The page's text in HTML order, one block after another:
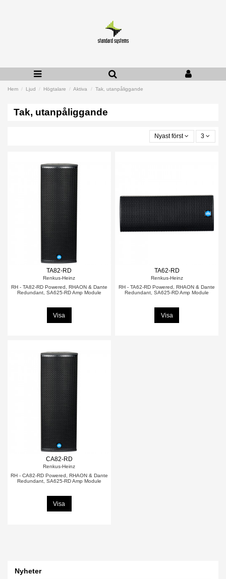
Hem Ljud Högtalare Aktiva Tak, utanpåliggande
Tak, utanpåliggande
Nyast först 3
TA82-RD
Renkus-Heinz
RH - TA82-RD Powered, RHAON & Dante
Redundant, SA625-RD Amp Module
Visa
TA62-RD
Renkus-Heinz
RH - TA62-RD Powered, RHAON & Dante
Redundant, SA625-RD Amp Module
Visa
CA82-RD
Renkus-Heinz
RH - CA82-RD Powered, RHAON & Dante
Redundant, SA625-RD Amp Module
Visa
Nyheter